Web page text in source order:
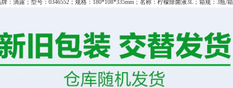
牌：滴露；型号：0346552；规格：180*108*335mm；名称：柠檬除菌液3L；箱规：3瓶/箱